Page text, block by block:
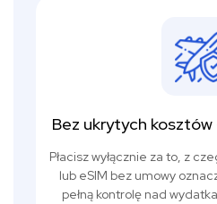
Bez ukrytych
Płacisz wyłącznie za to, z
lub eSIM bez umowy
pełną kontrolę nad